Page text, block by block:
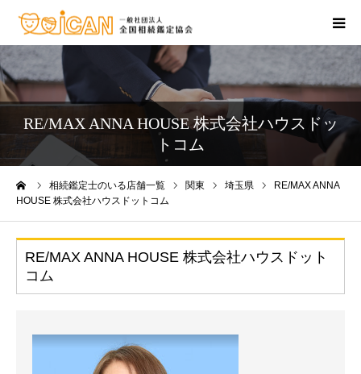
RE/MAX ANNA HOUSE 株式会社ハウスドッ
トコム
相続鑑定士のいる店舗一覧 関東 埼玉県
RE/MAX ANNA
HOUSE 株式会社ハウスドットコム
RE/MAX ANNA HOUSE 株式会社ハウスドット
コム
相続・不動産の相談
相続セミナー
相続の資格を取りたい
お問合せ窓口